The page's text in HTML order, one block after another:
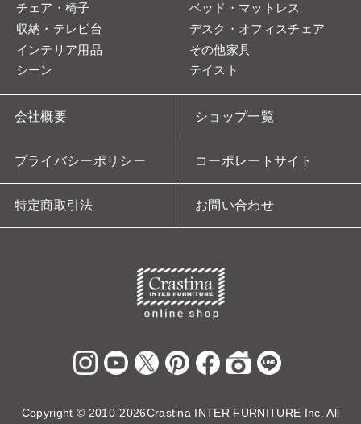
会社概要 ショップ一覧
プライバシーポリシー コーポレートサイト
特定商取引法 お問い合わせ
チェア・椅子
ベッド・マットレス
収納・テレビ台
デスク・オフィスチェア
インテリア用品
その他家具
シーン
テイスト
Copyright © 2010-2026Crastina INTER FURNITURE Inc. All